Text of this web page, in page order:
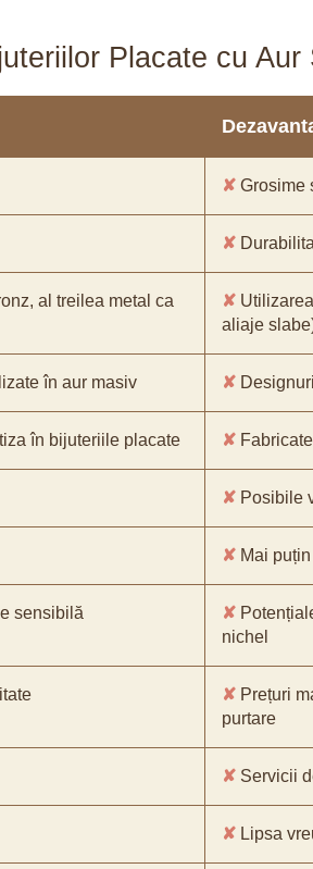
Placate cu Aur
✘ Grosime
✘
al treilea metal ca
✘
aliaje
în aur masiv ✘
în bijuteriile placate ✘
✘ Posibile
✘ Mai
sensibilă ✘
nichel
✘ Prețuri
purtare
✘ Servicii
✘ Lipsa